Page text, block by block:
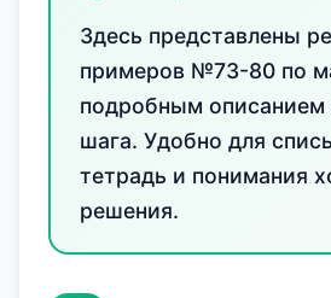
Здесь представлены
примеров №73-80 по
подробным описанием
шага. Удобно для
тетрадь и понимания
решения.